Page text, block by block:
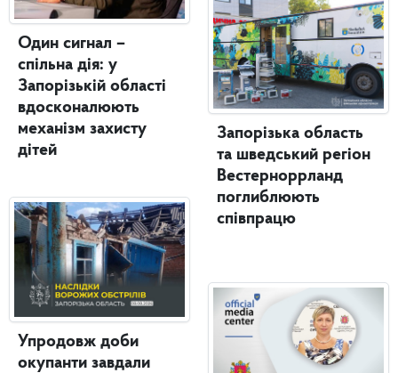
Один сигнал –
спільна дія: у
Запорізькій області
вдосконалюють
механізм захисту
дітей
Упродовж доби
окупанти завдали
Запорізька область
та шведський регіон
Вестерноррланд
поглиблюють
співпрацю